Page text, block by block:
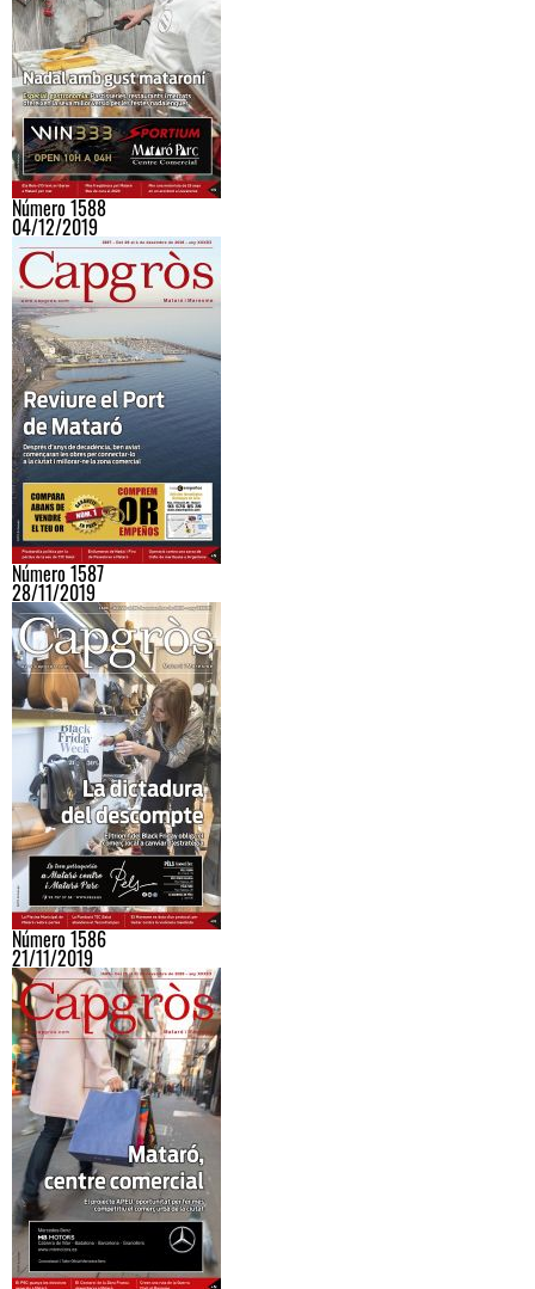
Número 1588
04/12/2019
Número 1587
28/11/2019
Número 1586
21/11/2019